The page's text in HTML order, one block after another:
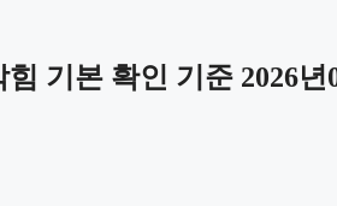
기본 확인 기준 2026년